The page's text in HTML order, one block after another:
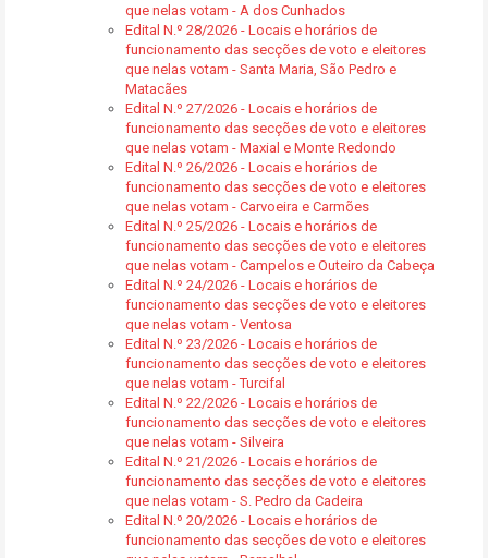
que nelas votam - A dos Cunhados
Edital N.º 28/2026 - Locais e horários de
funcionamento das secções de voto e eleitores
que nelas votam - Santa Maria, São Pedro e
Matacães
Edital N.º 27/2026 - Locais e horários de
funcionamento das secções de voto e eleitores
que nelas votam - Maxial e Monte Redondo
Edital N.º 26/2026 - Locais e horários de
funcionamento das secções de voto e eleitores
que nelas votam - Carvoeira e Carmões
Edital N.º 25/2026 - Locais e horários de
funcionamento das secções de voto e eleitores
que nelas votam - Campelos e Outeiro da Cabeça
Edital N.º 24/2026 - Locais e horários de
funcionamento das secções de voto e eleitores
que nelas votam - Ventosa
Edital N.º 23/2026 - Locais e horários de
funcionamento das secções de voto e eleitores
que nelas votam - Turcifal
Edital N.º 22/2026 - Locais e horários de
funcionamento das secções de voto e eleitores
que nelas votam - Silveira
Edital N.º 21/2026 - Locais e horários de
funcionamento das secções de voto e eleitores
que nelas votam - S. Pedro da Cadeira
Edital N.º 20/2026 - Locais e horários de
funcionamento das secções de voto e eleitores